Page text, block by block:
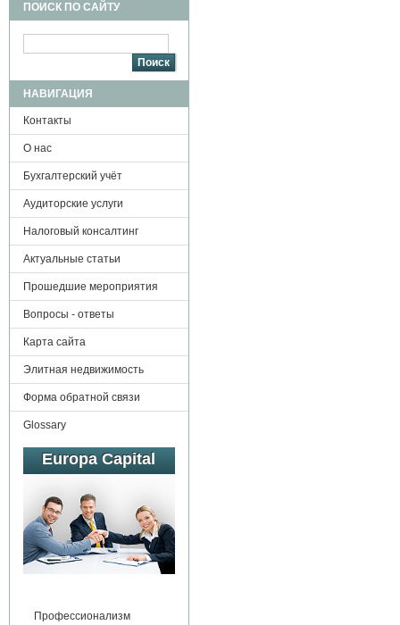
ПОИСК ПО САЙТУ
НАВИГАЦИЯ
Контакты
О нас
Бухгалтерский учёт
Аудиторские услуги
Налоговый консалтинг
Актуальные статьи
Прошедшие мероприятия
Вопросы - ответы
Карта сайта
Элитная недвижимость
Форма обратной связи
Glossary
Europa Capital
Профессионализм